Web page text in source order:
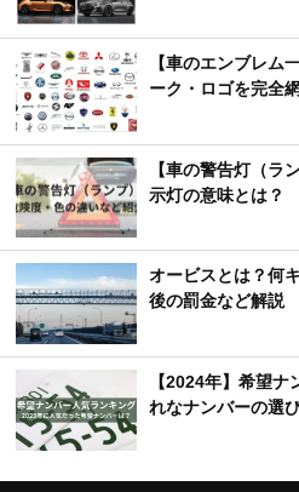
【車のエンブレム
ーク・ロゴを完全
【車の警告灯（ラ
示灯の意味とは？
オービスとは？何
後の罰金など解説
【2024年】希望
れなナンバーの選